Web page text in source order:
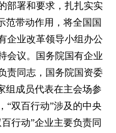
部署和要求，扎扎实实
范带动作用，将全国国
企业改革领导小组办公
会议。国务院国有企业
责同志，国务院国资委
组成员代表在主会场参
“双百行动”涉及的中央
行动”企业主要负责同